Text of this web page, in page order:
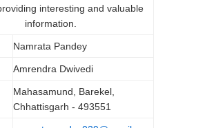
interesting and valuable
information.
Namrata Pandey
Amrendra Dwivedi
Mahasamund, Barekel,
Chhattisgarh - 493551